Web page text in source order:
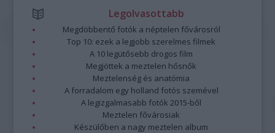
Legolvasottabb
Megdöbbentő fotók a néptelen fővárosról
Top 10: ezek a legjobb szerelmes filmek
A 10 legütősebb drogos film
Megjöttek a meztelen hősnők
Meztelenség és anatómia
A forradalom egy holland fotós szemével
A legizgalmasabb fotók 2015-ből
Meztelen fővárosiak
Készülőben a nagy meztelen album